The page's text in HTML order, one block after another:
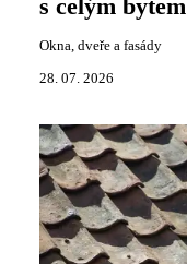
s celým bytem
Okna, dveře a fasády
28. 07. 2026